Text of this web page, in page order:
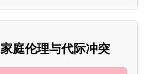
庭伦理与代际冲突